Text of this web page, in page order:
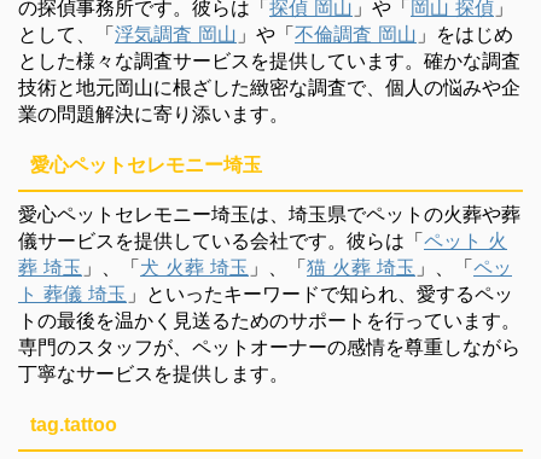
の探偵事務所です。彼らは「探偵 岡山 」や「岡山 探偵 」
として、「浮気調査 岡山 」や「不倫調査 岡山 」をはじめ
とした様々な調査サービスを提供しています。確かな調査
技術と地元岡山に根ざした緻密な調査で、個人の悩みや企
業の問題解決に寄り添います。
愛心ペットセレモニー埼玉
愛心ペットセレモニー埼玉は、埼玉県でペットの火葬や葬
儀サービスを提供している会社です。彼らは「ペット 火
葬 埼玉 」、「犬 火葬 埼玉 」、「猫 火葬 埼玉 」、「ペッ
ト 葬儀 埼玉 」といったキーワードで知られ、愛するペッ
トの最後を温かく見送るためのサポートを行っています。
専門のスタッフが、ペットオーナーの感情を尊重しながら
丁寧なサービスを提供します。
tag.tattoo